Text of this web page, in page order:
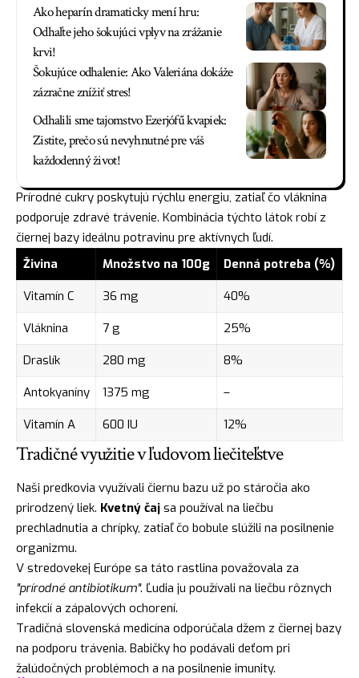
Ako heparín dramaticky mení hru:
Odhaľte jeho šokujúci vplyv na zrážanie
krvi!
Šokujúce odhalenie: Ako Valeriána dokáže
zázračne znížiť stres!
Odhalili sme tajomstvo Ezerjófű kvapiek:
Zistite, prečo sú nevyhnutné pre váš
každodenný život!
Prírodné cukry poskytujú rýchlu energiu, zatiaľ čo vláknina
podporuje zdravé trávenie. Kombinácia týchto látok robí z
čiernej bazy ideálnu potravinu pre aktívnych ľudí.
Živina
Množstvo na 100g
Denná potreba (%)
Vitamín C
36 mg
40%
Vláknina
7 g
25%
Draslík
280 mg
8%
Antokyaníny
1375 mg
–
Vitamín A
600 IU 12%
Tradičné využitie v ľudovom liečiteľstve
Naši predkovia využívali čiernu bazu už po stáročia ako
prirodzený liek. Kvetný čaj sa používal na liečbu
prechladnutia a chrípky, zatiaľ čo bobule slúžili na posilnenie
organizmu.
V stredovekej Európe sa táto rastlina považovala za
"prírodné antibiotikum". Ľudia ju používali na liečbu rôznych
infekcií a zápalových ochorení.
Tradičná slovenská medicína odporúčala džem z čiernej bazy
na podporu trávenia. Babičky ho podávali deťom pri
žalúdočných problémoch a na posilnenie imunity.